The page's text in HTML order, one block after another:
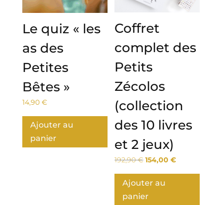
Le quiz « les
as des
Petites
Bêtes »
14,90 €
Ajouter au
panier
Coffret
complet des
Petits
Zécolos
(collection
des 10 livres
et 2 jeux)
192,90€ Le
initial
était :
154,00€Le
Ajouter au
panier